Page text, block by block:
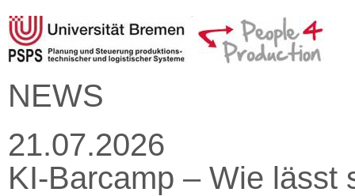
NEWS
21.07.2026
KI-Barcamp – Wie lässt